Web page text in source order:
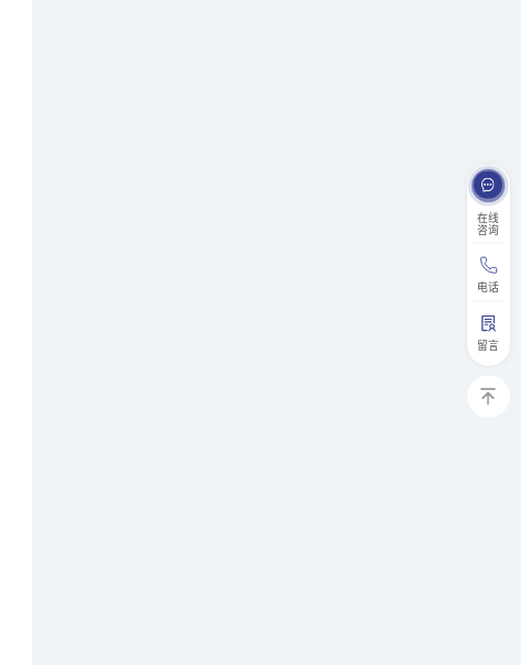
在线
咨询
电话
留言